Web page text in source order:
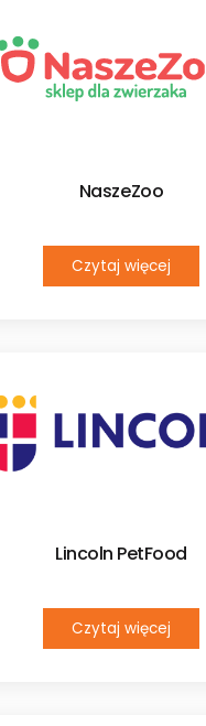
NaszeZoo
Czytaj więcej
Lincoln PetFood
Czytaj więcej